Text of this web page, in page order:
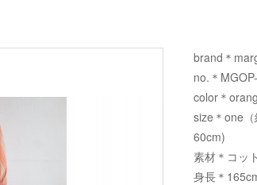
brand＊
no.＊
color＊
size＊one
60cm)
素材＊コッ
身長＊